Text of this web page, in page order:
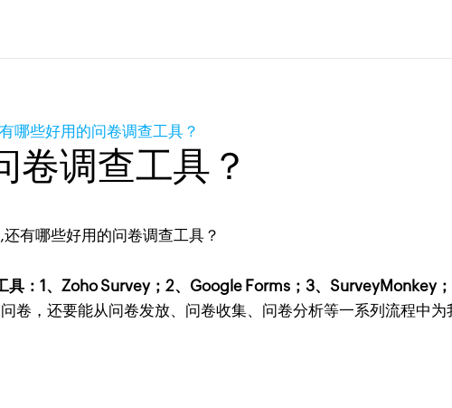
哪些好用的问卷调查工具？
卷调查工具？
：1、Zoho Survey；2、Google Forms；3、SurveyMonkey
卷，还要能从问卷发放、问卷收集、问卷分析等一系列流程中